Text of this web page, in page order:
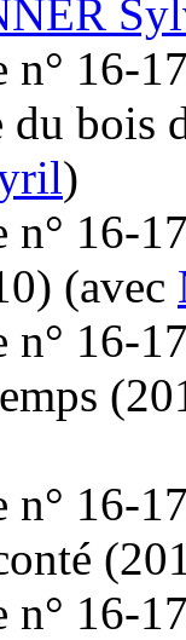
n° 16-
bois
)
n° 16-
(avec
n° 16-
n° 16-
n° 16-